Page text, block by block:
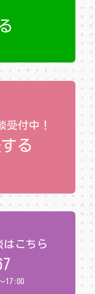
受付中！
する
はこちら
17:00